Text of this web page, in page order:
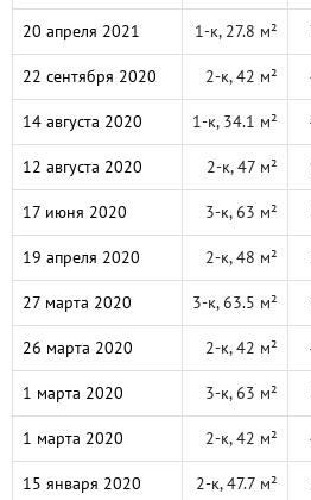
20 апреля 2021 1-к, 27.8 м²
22 сентября 2020 2-к, 42 м²
14 августа 2020 1-к, 34.1 м²
12 августа 2020 2-к, 47 м²
17 июня 2020 3-к, 63 м²
19 апреля 2020 2-к, 48 м²
27 марта 2020 3-к, 63.5 м²
26 марта 2020 2-к, 42 м²
1 марта 2020 3-к, 63 м²
1 марта 2020 2-к, 42 м²
15 января 2020 2-к, 47.7 м²